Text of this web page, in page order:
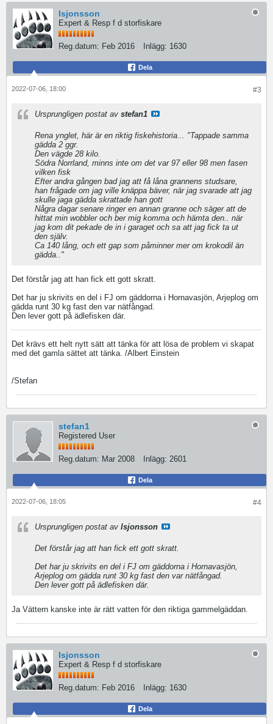
lsjonsson
Expert & Resp f d storfiskare
Reg.datum: Feb 2016 Inlägg: 1630
Dela
#3
2022-07-06, 18:00
Ursprungligen postat av stefan1
Rena ynglet, här är en riktig fiskehistoria... "Tappade samma
gädda 2 ggr.
Den vägde 28 kilo.
Södra Norrland, minns inte om det var 97 eller 98 men fasen
vilken fisk
Efter andra gången bad jag att få låna grannens studsare,
han frågade om jag ville knäppa bäver, när jag svarade att jag
skulle jaga gädda skrattade han gott
Några dagar senare ringer en annan granne och säger att de
hittat min wobbler och ber mig komma och hämta den.. när
jag kom dit pekade de in i garaget och sa att jag fick ta ut
den själv.
Ca 140 lång, och ett gap som påminner mer om krokodil än
gädda.."
Det förstår jag att han fick ett gott skratt.
Det har ju skrivits en del i FJ om gäddorna i Hornavasjön, Arjeplog om
gädda runt 30 kg fast den var nätfångad.
Den lever gott på ädlefisken där.
Det krävs ett helt nytt sätt att tänka för att lösa de problem vi skapat
med det gamla sättet att tänka. /Albert Einstein
/Stefan
stefan1
Registered User
Reg.datum: Mar 2008 Inlägg: 2601
Dela
#4
2022-07-06, 18:05
Ursprungligen postat av lsjonsson
Det förstår jag att han fick ett gott skratt.
Det har ju skrivits en del i FJ om gäddorna i Hornavasjön,
Arjeplog om gädda runt 30 kg fast den var nätfångad.
Den lever gott på ädlefisken där.
Ja Vättern kanske inte är rätt vatten för den riktiga gammelgäddan.
lsjonsson
Expert & Resp f d storfiskare
Reg.datum: Feb 2016 Inlägg: 1630
Dela